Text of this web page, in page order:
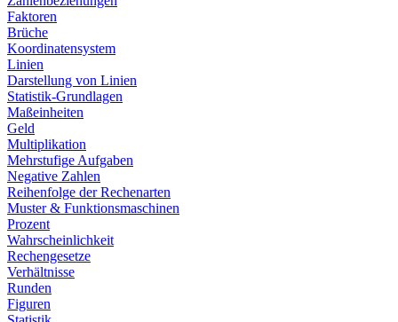
Faktoren
Brüche
Koordinatensystem
Linien
Darstellung von Linien
Statistik-Grundlagen
Maßeinheiten
Geld
Multiplikation
Mehrstufige Aufgaben
Negative Zahlen
Reihenfolge der Rechenarten
Muster & Funktionsmaschinen
Prozent
Wahrscheinlichkeit
Rechengesetze
Verhältnisse
Runden
Figuren